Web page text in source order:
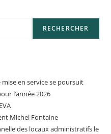
RECHERCHER
mise en service se poursuit
l’année 2026
Michel Fontaine
des locaux administratifs le